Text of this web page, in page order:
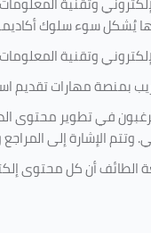
بها يُشكل سوء سلوك
وتقنية
مهارات تقديم
يرغبون في تطوير محتوى
وتتم الإشارة إلى
الطائف أن كل محتوى